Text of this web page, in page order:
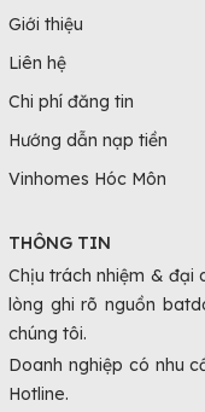
Giới thiệu
Liên hệ
Chi phí đăng tin
Hướng dẫn nạp tiền
Vinhomes Hóc Môn
THÔNG TIN
Chịu trách nhiệm & đại
lòng ghi rõ nguồn
chúng tôi.
Doanh nghiệp có nhu
Hotline.